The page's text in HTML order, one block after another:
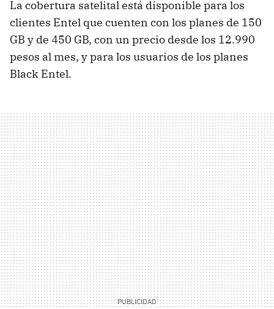
La cobertura satelital está disponible para los
clientes Entel que cuenten con los planes de 150
GB y de 450 GB, con un precio desde los 12.990
pesos al mes, y para los usuarios de los planes
Black Entel.